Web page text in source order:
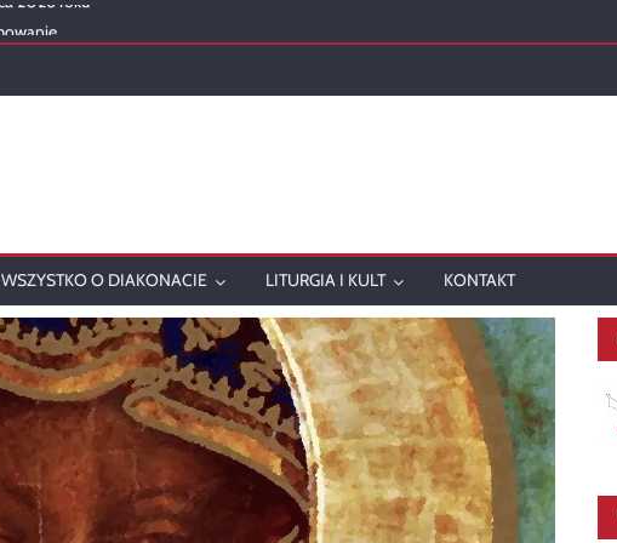
w 2025 roku
WSZYSTKO O DIAKONACIE LITURGIA I KULT KONTAKT